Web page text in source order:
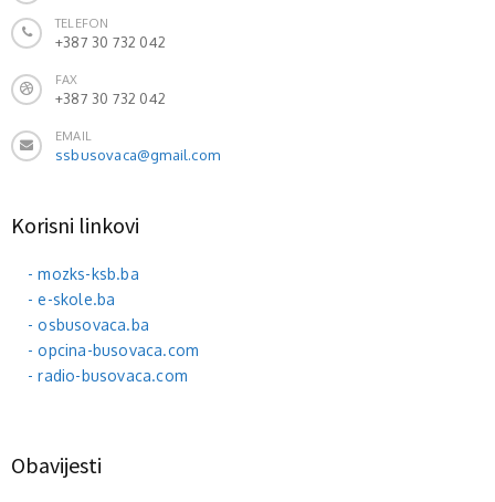
TELEFON
+387 30 732 042
FAX
+387 30 732 042
EMAIL
ssbusovaca@gmail.com
Korisni linkovi
- mozks-ksb.ba
- e-skole.ba
- osbusovaca.ba
- opcina-busovaca.com
- radio-busovaca.com
Obavijesti